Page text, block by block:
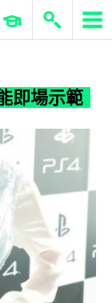
場示範
ERP 與商業 AI
即場示範